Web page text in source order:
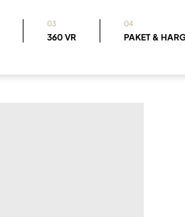
03
360 VR
04
PAKET &